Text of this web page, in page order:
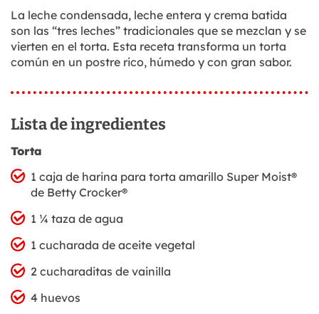
La leche condensada, leche entera y crema batida
son las “tres leches” tradicionales que se mezclan y se
vierten en el torta. Esta receta transforma un torta
común en un postre rico, húmedo y con gran sabor.
Lista de ingredientes
Torta
1 caja de harina para torta amarillo Super Moist®
de Betty Crocker®
1 ¼ taza de agua
1 cucharada de aceite vegetal
2 cucharaditas de vainilla
4 huevos